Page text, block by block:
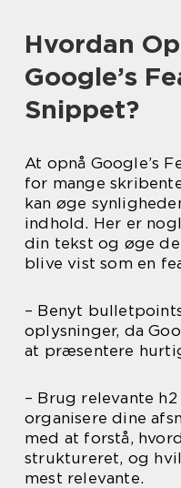
Hvordan
Google’s
Snippet?
At opnå Google’s
for mange
kan øge
indhold. Her er
din tekst og øge
blive vist som en
– Benyt
oplysninger, da
at præsentere
– Brug relevante
organisere dine
med at forstå,
struktureret, og
mest relevante.